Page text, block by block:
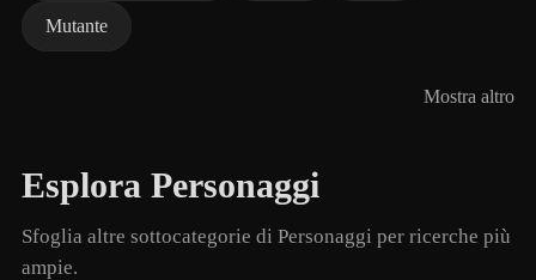
Mutante
Mostra altro
Esplora Personaggi
Sfoglia altre sottocategorie di Personaggi per ricerche più
ampie.